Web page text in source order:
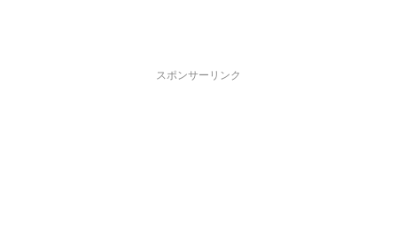
スポンサーリンク